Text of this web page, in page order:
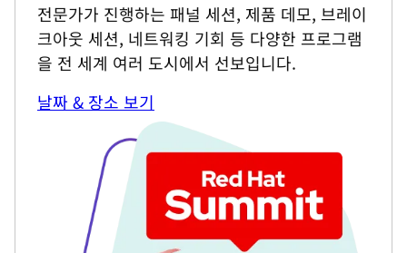
전문가가 진행하는 패널 세션, 제품 데모, 브레이
크아웃 세션, 네트워킹 기회 등 다양한 프로그램
을 전 세계 여러 도시에서 선보입니다.
날짜 & 장소 보기